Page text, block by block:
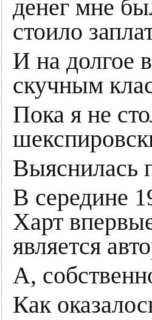
денег мне
стоило
И на долгое
скучным
Пока я не
Выяснилась
В середине
Харт
является
А,
Как